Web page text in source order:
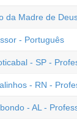
da Madre de
- Português
- SP -
- RN -
- AL -